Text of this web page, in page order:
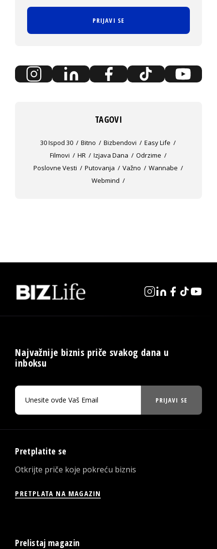
PRIJAVI SE
TAGOVI
30 Ispod 30 Bitno Bizbendovi
Easy Life
Filmovi
HR Izjava Dana
Odrzime
Poslovne Vesti
Putovanja Važno
Wannabe
Webmind
Najvažnije biznis priče svakog dana u
inboksu
PRIJAVI SE
Pretplatite se
Otkrijte priče koje pokreću biznis
PRETPLATA NA MAGAZIN
Prelistaj magazin